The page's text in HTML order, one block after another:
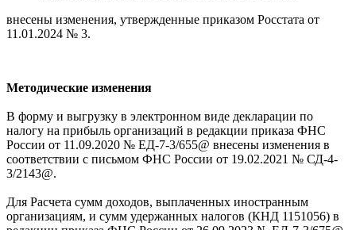
внесены изменения, утвержденные приказом Росстата от
11.01.2024 № 3.
Методические изменения
В форму и выгрузку в электронном виде декларации по
налогу на прибыль организаций в редакции приказа ФНС
России от 11.09.2020 № ЕД-7-3/655@ внесены изменения в
соответствии с письмом ФНС России от 19.02.2021 № СД-4-
3/2143@.
Для Расчета сумм доходов, выплаченных иностранным
организациям, и сумм удержанных налогов (КНД 1151056) в